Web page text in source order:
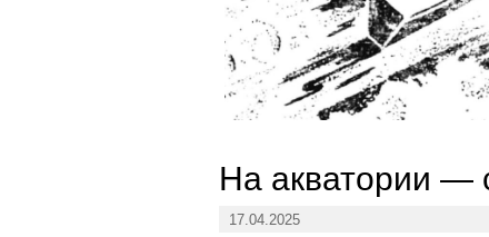
На акватории —
17.04.2025